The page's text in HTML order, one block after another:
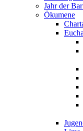
Jahr der
Ökumene